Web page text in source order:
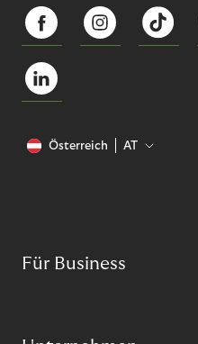
Österreich AT
Für Business